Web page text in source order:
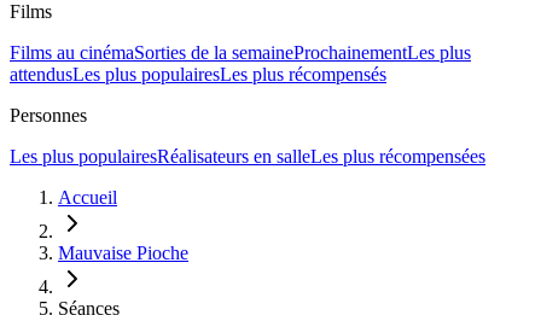
Films
Films au cinémaSorties de la semaineProchainementLes plus
attendusLes plus populairesLes plus récompensés
Personnes
Les plus populairesRéalisateurs en salleLes plus récompensées
Accueil
Mauvaise Pioche
Séances